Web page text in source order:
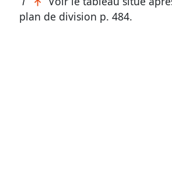
plan de division p. 484.